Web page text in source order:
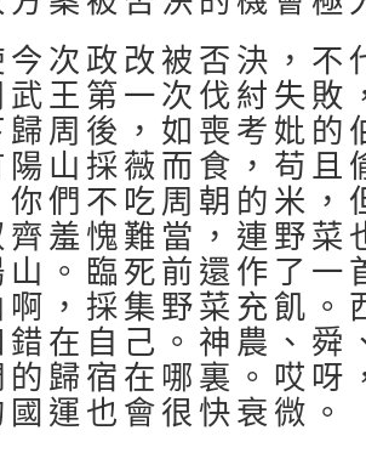
今次政改被否決，不
武王第一次伐紂失敗
歸周後，如喪考妣的
陽山採薇而食，苟且
你們不吃周朝的米，
齊羞愧難當，連野菜
山。臨死前還作了一
啊，採集野菜充飢。
錯在自己。神農、舜
的歸宿在哪裏。哎呀
運也會很快衰微。